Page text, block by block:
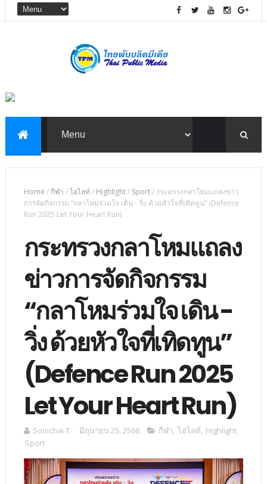
Home /กีฬา /ไฮไลท์ / Highlight/ Sport/ กระทรวงกลาโหมแถลงข่าว
การจัดกิจกรรม “กลาโหมร่วมใจ เดิน - วิ่ง ด้วยหัวใจที่เทิดทูน” (Defence
Run 2025 Let Your Heart Run)
กระทรวงกลาโหมแถลง
ข่าวการจัดกิจกรรม
“กลาโหมร่วมใจ เดิน -
วิ่ง ด้วยหัวใจที่เทิดทูน”
(Defence Run 2025
Let Your Heart Run)
Somchai T. มิถุนายน 25, 2568 กีฬา, ไฮไลท์, Highlight,
Sport